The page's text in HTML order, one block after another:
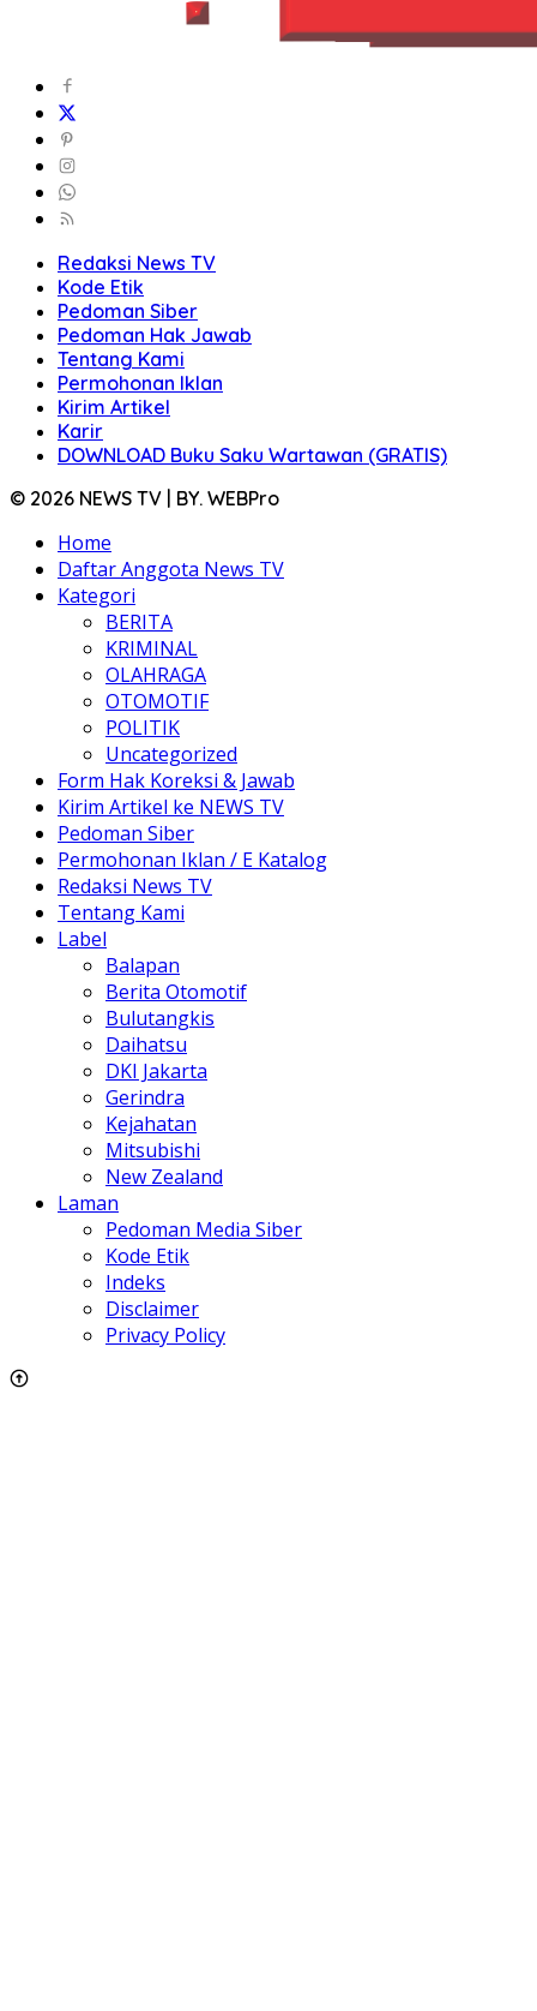
Redaksi News TV
Kode Etik
Pedoman Siber
Pedoman Hak Jawab
Tentang Kami
Permohonan Iklan
Kirim Artikel
Karir
DOWNLOAD Buku Saku Wartawan (GRATIS)
© 2026 NEWS TV | BY. WEBPro
Home
Daftar Anggota News TV
Kategori
BERITA
KRIMINAL
OLAHRAGA
OTOMOTIF
POLITIK
Uncategorized
Form Hak Koreksi & Jawab
Kirim Artikel ke NEWS TV
Pedoman Siber
Permohonan Iklan / E Katalog
Redaksi News TV
Tentang Kami
Label
Balapan
Berita Otomotif
Bulutangkis
Daihatsu
DKI Jakarta
Gerindra
Kejahatan
Mitsubishi
New Zealand
Laman
Pedoman Media Siber
Kode Etik
Indeks
Disclaimer
Privacy Policy